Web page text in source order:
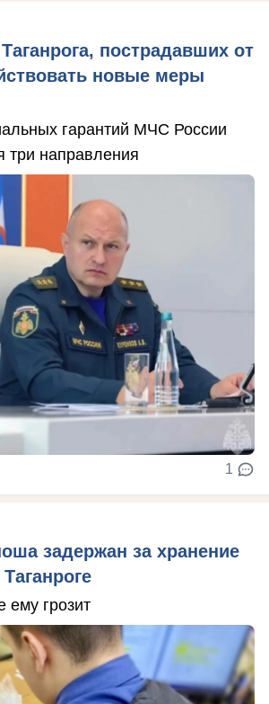
пострадавших от
новые меры
гарантий МЧС России
три направления
1
задержан за хранение
ему грозит